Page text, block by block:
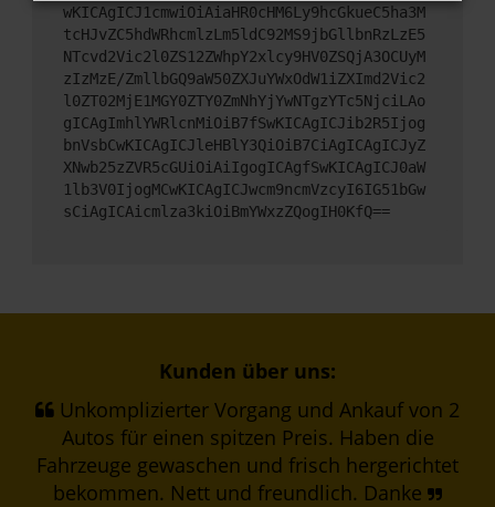
wKICAgICJ1cmwiOiAiaHR0cHM6Ly9hcGkueC5ha3M
tcHJvZC5hdWRhcmlzLm5ldC92MS9jbGllbnRzLzE5
NTcvd2Vic2l0ZS12ZWhpY2xlcy9HV0ZSQjA3OCUyM
zIzMzE/ZmllbGQ9aW50ZXJuYWxOdW1iZXImd2Vic2
l0ZT02MjE1MGY0ZTY0ZmNhYjYwNTgzYTc5NjciLAo
gICAgImhlYWRlcnMiOiB7fSwKICAgICJib2R5Ijog
bnVsbCwKICAgICJleHBlY3QiOiB7CiAgICAgICJyZ
XNwb25zZVR5cGUiOiAiIgogICAgfSwKICAgICJ0aW
1lb3V0IjogMCwKICAgICJwcm9ncmVzcyI6IG51bGw
sCiAgICAicmlza3kiOiBmYWxzZQogIH0KfQ==
Kunden über uns:
Unkomplizierter Vorgang und Ankauf von 2
Autos für einen spitzen Preis. Haben die
Fahrzeuge gewaschen und frisch hergerichtet
bekommen. Nett und freundlich. Danke